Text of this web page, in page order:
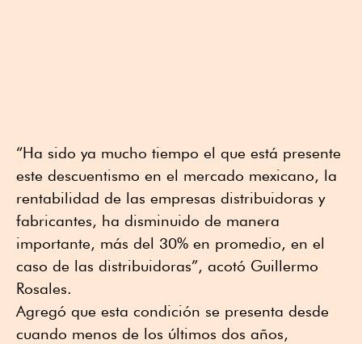
“Ha sido ya mucho tiempo el que está presente
este descuentismo en el mercado mexicano, la
rentabilidad de las empresas distribuidoras y
fabricantes, ha disminuido de manera
importante, más del 30% en promedio, en el
caso de las distribuidoras”, acotó Guillermo
Rosales.
Agregó que esta condición se presenta desde
cuando menos de los últimos dos años,